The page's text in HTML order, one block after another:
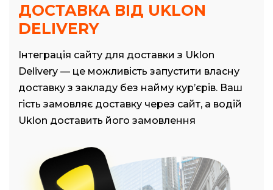
ДОСТАВКА ВІД UKLON
DELIVERY
Інтеграція сайту для доставки з Uklon
Delivery — це можливість запустити власну
доставку з закладу без найму кур’єрів. Ваш
гість замовляє доставку через сайт, а водій
Uklon доставить його замовлення